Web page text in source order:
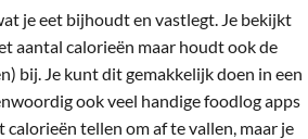
je eet bijhoudt en vastlegt. Je bekijkt
aantal calorieën maar houdt ook de
bij. Je kunt dit gemakkelijk doen in een
ook veel handige foodlog apps
tellen om af te vallen, maar je